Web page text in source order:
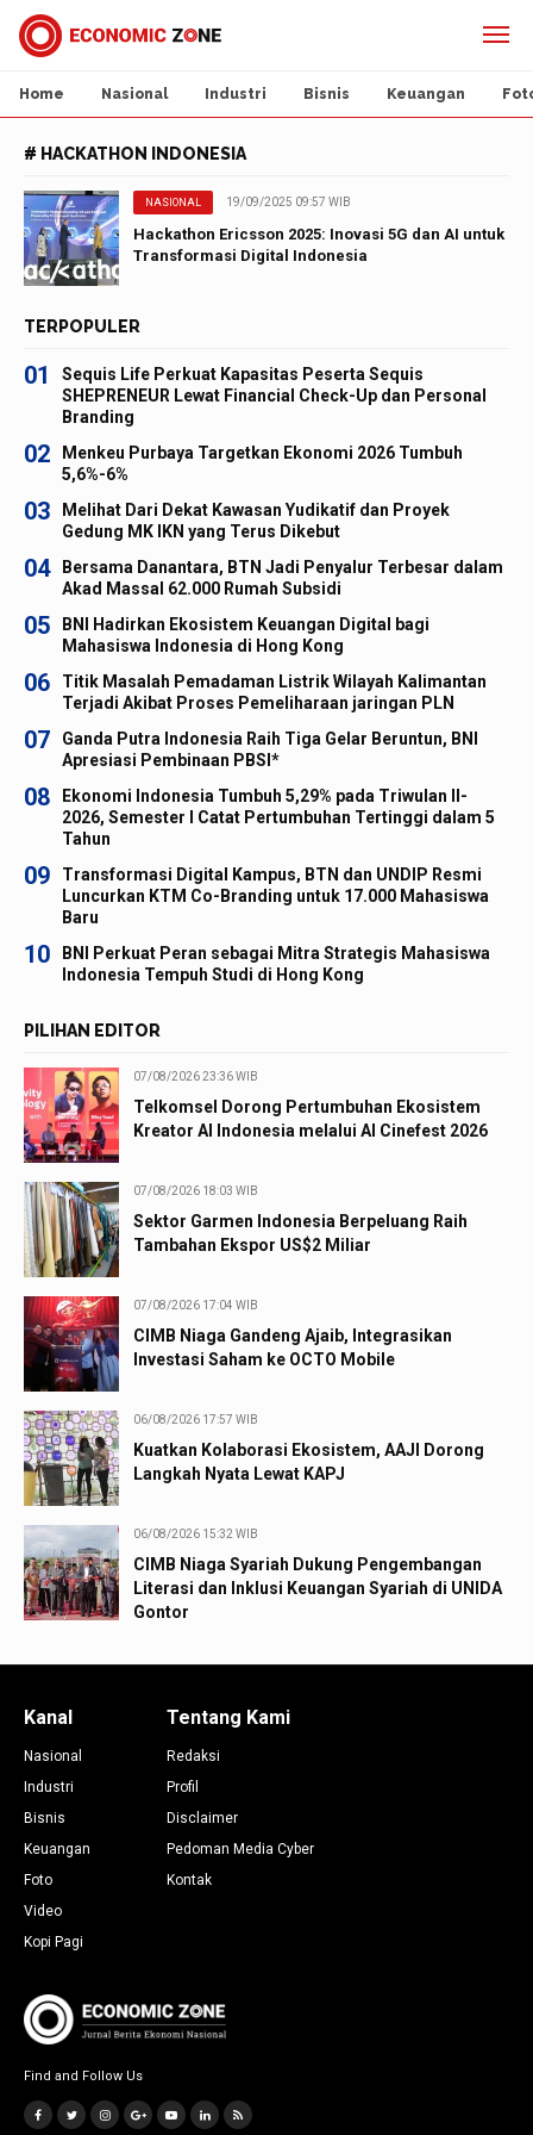
Home Nasional Industri Bisnis Keuangan
# HACKATHON INDONESIA
NASIONAL 19/09/2025 09:57 WIB
Hackathon Ericsson 2025: Inovasi 5G dan AI untuk
Transformasi Digital Indonesia
TERPOPULER
01
Sequis Life Perkuat Kapasitas Peserta Sequis
SHEPRENEUR Lewat Financial Check-Up dan Personal
Branding
02
Menkeu Purbaya Targetkan Ekonomi 2026 Tumbuh
5,6%-6%
03
Melihat Dari Dekat Kawasan Yudikatif dan Proyek
Gedung MK IKN yang Terus Dikebut
04
Bersama Danantara, BTN Jadi Penyalur Terbesar dalam
Akad Massal 62.000 Rumah Subsidi
05
BNI Hadirkan Ekosistem Keuangan Digital bagi
Mahasiswa Indonesia di Hong Kong
06
Titik Masalah Pemadaman Listrik Wilayah Kalimantan
Terjadi Akibat Proses Pemeliharaan jaringan PLN
07
Ganda Putra Indonesia Raih Tiga Gelar Beruntun, BNI
Apresiasi Pembinaan PBSI*
08
Ekonomi Indonesia Tumbuh 5,29% pada Triwulan II-
2026, Semester I Catat Pertumbuhan Tertinggi dalam 5
Tahun
09
Transformasi Digital Kampus, BTN dan UNDIP Resmi
Luncurkan KTM Co-Branding untuk 17.000 Mahasiswa
Baru
10
BNI Perkuat Peran sebagai Mitra Strategis Mahasiswa
Indonesia Tempuh Studi di Hong Kong
PILIHAN EDITOR
07/08/2026 23:36 WIB
Telkomsel Dorong Pertumbuhan Ekosistem
Kreator AI Indonesia melalui AI Cinefest 2026
07/08/2026 18:03 WIB
Sektor Garmen Indonesia Berpeluang Raih
Tambahan Ekspor US$2 Miliar
07/08/2026 17:04 WIB
CIMB Niaga Gandeng Ajaib, Integrasikan
Investasi Saham ke OCTO Mobile
06/08/2026 17:57 WIB
Kuatkan Kolaborasi Ekosistem, AAJI Dorong
Langkah Nyata Lewat KAPJ
06/08/2026 15:32 WIB
CIMB Niaga Syariah Dukung Pengembangan
Literasi dan Inklusi Keuangan Syariah di UNIDA
Gontor
Kanal
Nasional
Industri
Bisnis
Keuangan
Foto
Video
Kopi Pagi
Tentang Kami
Redaksi
Profil
Disclaimer
Pedoman Media Cyber
Kontak
Find and Follow Us